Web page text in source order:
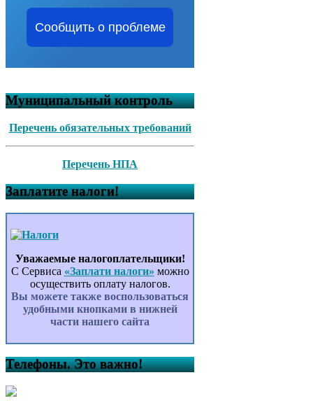
Сообщить о проблеме
Муниципальный контроль
Перечень обязательных требований
Перечень НПА
Заплатите налоги!
Уважаемые налогоплательщики!
С Сервиса «Заплати налоги» можно
осуществить оплату налогов.
Вы можете также воспользоваться
удобными кнопками в нижней
части нашего сайта
Телефоны. Это важно!